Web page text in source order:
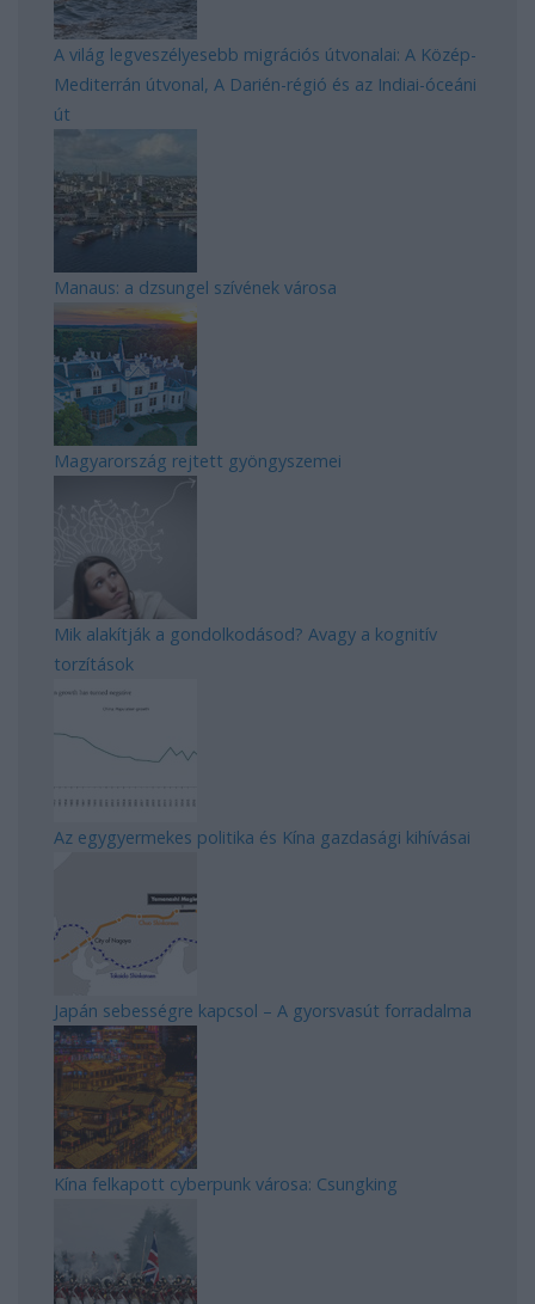
A világ legveszélyesebb migrációs útvonalai: A Közép-
Mediterrán útvonal, A Darién-régió és az Indiai-óceáni
út
Manaus: a dzsungel szívének városa
Magyarország rejtett gyöngyszemei
Mik alakítják a gondolkodásod? Avagy a kognitív
torzítások
Az egygyermekes politika és Kína gazdasági kihívásai
Japán sebességre kapcsol – A gyorsvasút forradalma
Kína felkapott cyberpunk városa: Csungking